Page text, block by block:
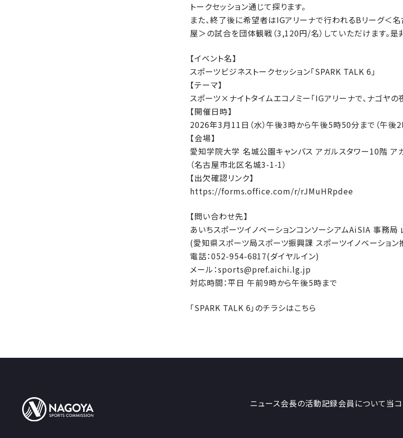
トークセッション通じて探ります。
また、終了後に希望者はIGアリーナで行われるBリーグ＜名
屋＞の試合を団体観戦（3,120円/名）していただけます。是
【イベント名】
スポーツビジネストークセッション「SPARK TALK 6」
【テーマ】
スポーツ×ナイトタイムエコノミー「IGアリーナで、ナゴヤの
【開催日時】
2026年3月11日（水）午後3時から午後5時50分まで（午後2
【会場】
愛知学院大学 名城公園キャンパス アガルスタワー10階 ア
（名古屋市北区名城3-1-1）
【出欠確認リンク】
https://forms.office.com/r/rJMuHRpdee
【問い合わせ先】
あいちスポーツイノベーションコンソーシアムAiSIA 事務局
(愛知県スポーツ局スポーツ振興課 スポーツイノベーショ
電話：052-954-6817(ダイヤルイン)
メール：sports@pref.aichi.lg.jp
対応時間：平日 午前9時から午後5時まで
「SPARK TALK 6」のチラシはこちら
ニュース会長の活動記録会員について当